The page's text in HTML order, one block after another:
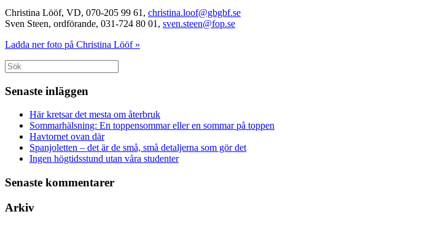
Christina Lööf, VD, 070-205 99 61, christina.loof@gbgbf.se
Sven Steen, ordförande, 031-724 80 01, sven.steen@fop.se
Ladda ner foto på Christina Lööf »
Sök
efter:
Senaste inläggen
Här kretsar det mesta om återbruk
Sommarhälsning: En toppensommar eller en sommar på toppen
Havtornet ovan där
Spanjoletten – det är de små, små detaljerna som gör det
Ingen högtidsstund utan våra studenter
Senaste kommentarer
Arkiv